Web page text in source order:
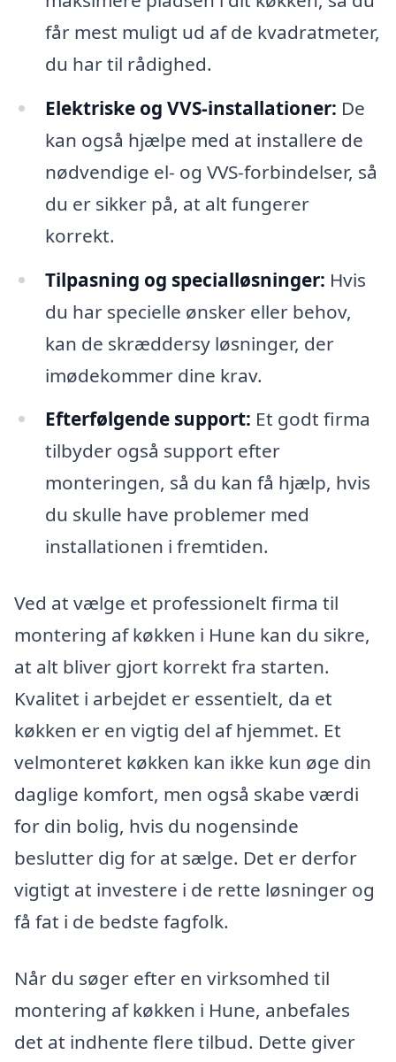
får mest muligt ud af de kvadratmeter,
du har til rådighed.
Elektriske og VVS-installationer: De
kan også hjælpe med at installere de
nødvendige el- og VVS-forbindelser, så
du er sikker på, at alt fungerer
korrekt.
Tilpasning og specialløsninger: Hvis
du har specielle ønsker eller behov,
kan de skræddersy løsninger, der
imødekommer dine krav.
Efterfølgende support: Et godt firma
tilbyder også support efter
monteringen, så du kan få hjælp, hvis
du skulle have problemer med
installationen i fremtiden.
Ved at vælge et professionelt firma til
montering af køkken i Hune kan du sikre,
at alt bliver gjort korrekt fra starten.
Kvalitet i arbejdet er essentielt, da et
køkken er en vigtig del af hjemmet. Et
velmonteret køkken kan ikke kun øge din
daglige komfort, men også skabe værdi
for din bolig, hvis du nogensinde
beslutter dig for at sælge. Det er derfor
vigtigt at investere i de rette løsninger og
få fat i de bedste fagfolk.
Når du søger efter en virksomhed til
montering af køkken i Hune, anbefales
det at indhente flere tilbud. Dette giver